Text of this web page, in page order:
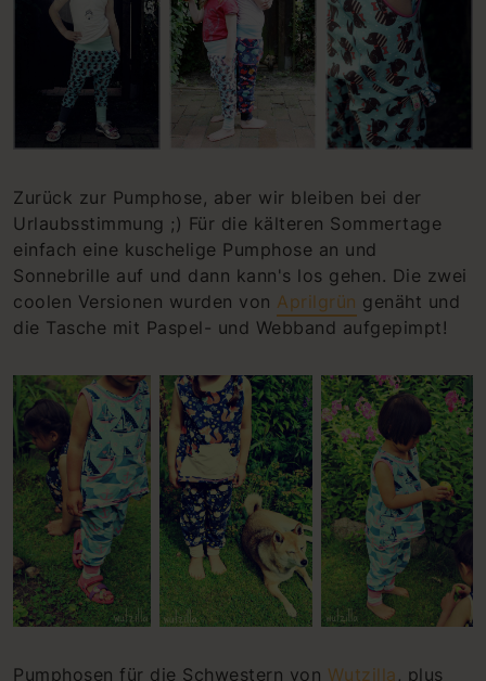
Zurück zur Pumphose, aber wir bleiben bei der
Urlaubsstimmung ;) Für die kälteren Sommertage
einfach eine kuschelige Pumphose an und
Sonnebrille auf und dann kann's los gehen. Die zwei
coolen Versionen wurden von Aprilgrün genäht und
die Tasche mit Paspel- und Webband aufgepimpt!
Pumphosen für die Schwestern von Wutzilla , plus